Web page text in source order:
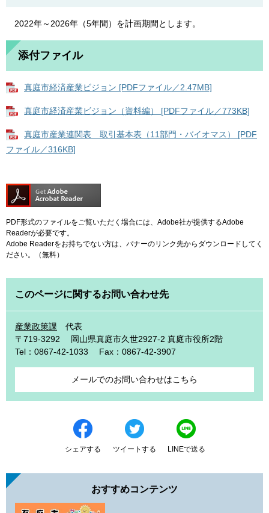
2022年～2026年（5年間）を計画期間とします。
添付ファイル
真庭市経済産業ビジョン [PDFファイル／2.47MB]
真庭市経済産業ビジョン（資料編） [PDFファイル／773KB]
真庭市産業連関表 取引基本表（11部門・バイオマス） [PDF
ファイル／316KB]
PDF形式のファイルをご覧いただく場合には、Adobe社が提供するAdobe
Readerが必要です。
Adobe Readerをお持ちでない方は、バナーのリンク先からダウンロードしてく
ださい。（無料）
このページに関するお問い合わせ先
産業政策課
代表
〒719-3292
岡山県真庭市久世2927-2 真庭市役所2階
Tel：0867-42-1033
Fax：0867-42-3907
メールでのお問い合わせはこちら
シェアする ツイートする LINEで送る
おすすめコンテンツ